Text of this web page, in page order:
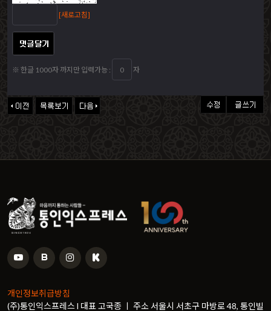
[새로고침]
※ 한글 1000자 까지만 입력가능 : 자
개인정보취급방침
(주)통인익스프레스 l 대표 고국종 ㅣ 주소 서울시 서초구 마방로 48, 통인빌